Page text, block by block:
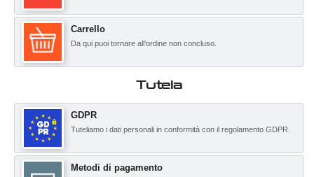
Carrello
Da qui puoi tornare all’ordine non concluso.
Tutela
GDPR
Tuteliamo i dati personali in conformità con il regolamento GDPR.
Metodi di pagamento